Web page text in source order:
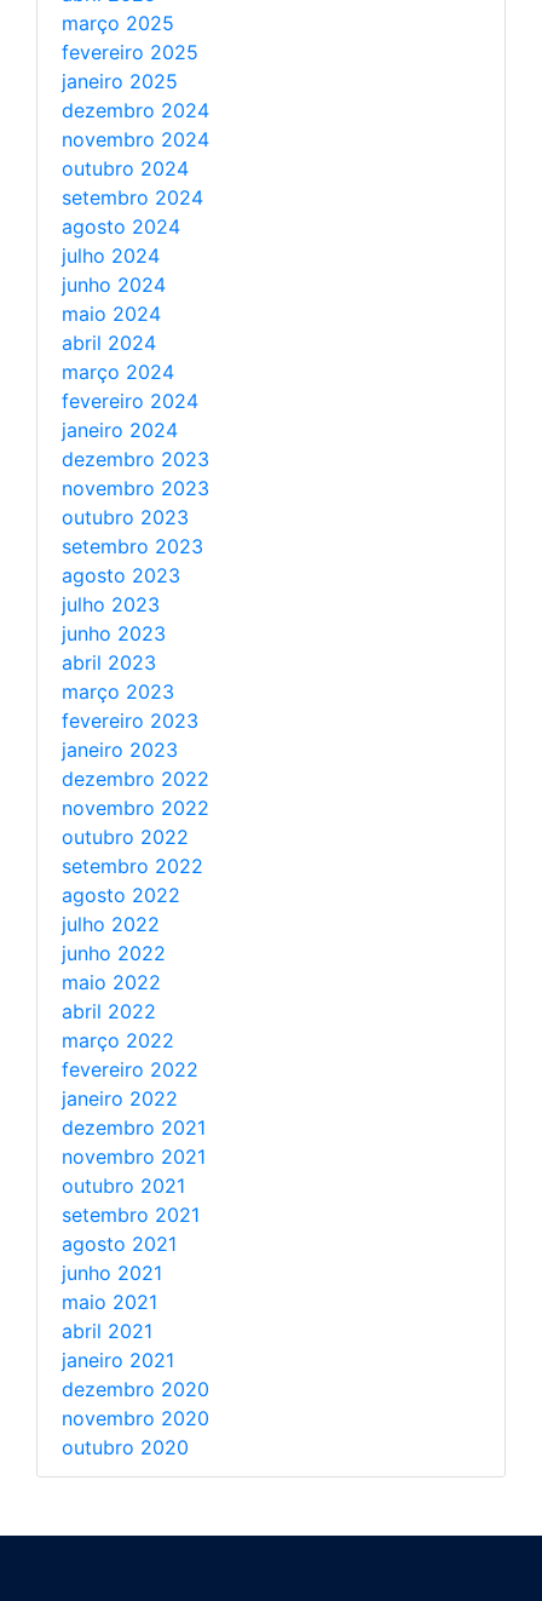
março 2025
fevereiro 2025
janeiro 2025
dezembro 2024
novembro 2024
outubro 2024
setembro 2024
agosto 2024
julho 2024
junho 2024
maio 2024
abril 2024
março 2024
fevereiro 2024
janeiro 2024
dezembro 2023
novembro 2023
outubro 2023
setembro 2023
agosto 2023
julho 2023
junho 2023
abril 2023
março 2023
fevereiro 2023
janeiro 2023
dezembro 2022
novembro 2022
outubro 2022
setembro 2022
agosto 2022
julho 2022
junho 2022
maio 2022
abril 2022
março 2022
fevereiro 2022
janeiro 2022
dezembro 2021
novembro 2021
outubro 2021
setembro 2021
agosto 2021
junho 2021
maio 2021
abril 2021
janeiro 2021
dezembro 2020
novembro 2020
outubro 2020